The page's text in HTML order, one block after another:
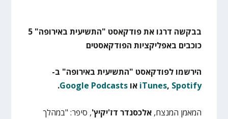
בבקשה דרגו את פודקאסט "התשיעית באירופה" 5
כוכבים באפליקציות הפודקאסטים
הירשמו לפודקאסט "התשיעית באירופה" ב-
iTunes, Spotify אוGoogle Podcasts
.
המאמן המנצח,אלכסנדר דז'יקיץ', סיפר: "במהלך